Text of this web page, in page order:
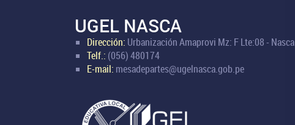
UGEL NASCA
Dirección: Urbanización Amaprovi Mz: F Lte:08 - Nasca
Telf.: (056) 480174
E-mail: mesadepartes@ugelnasca.gob.pe